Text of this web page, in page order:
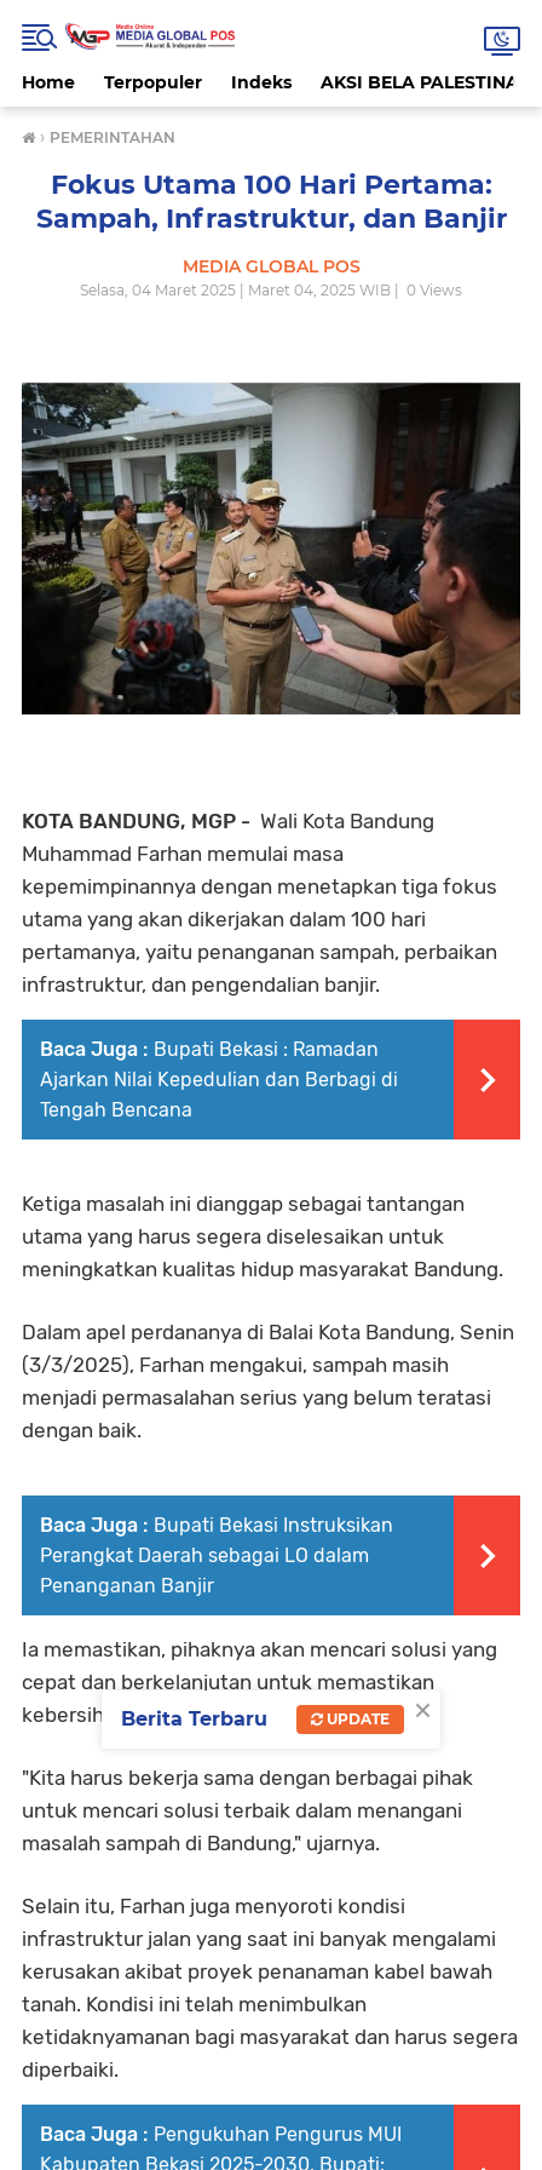
Home Terpopuler Indeks AKSI BELA PALESTINA
› PEMERINTAHAN
Fokus Utama 100 Hari Pertama:
Sampah, Infrastruktur, dan Banjir
MEDIA GLOBAL POS
Selasa, 04 Maret 2025 | Maret 04, 2025 WIB | 0 Views
KOTA BANDUNG, MGP - Wali Kota Bandung
Muhammad Farhan memulai masa
kepemimpinannya dengan menetapkan tiga fokus
utama yang akan dikerjakan dalam 100 hari
pertamanya, yaitu penanganan sampah, perbaikan
infrastruktur, dan pengendalian banjir.
Baca Juga : Bupati Bekasi : Ramadan
Ajarkan Nilai Kepedulian dan Berbagi di
Tengah Bencana
Ketiga masalah ini dianggap sebagai tantangan
utama yang harus segera diselesaikan untuk
meningkatkan kualitas hidup masyarakat Bandung.
Dalam apel perdananya di Balai Kota Bandung, Senin
(3/3/2025), Farhan mengakui, sampah masih
menjadi permasalahan serius yang belum teratasi
dengan baik.
Baca Juga : Bupati Bekasi Instruksikan
Perangkat Daerah sebagai LO dalam
Penanganan Banjir
Ia memastikan, pihaknya akan mencari solusi yang
cepat dan berkelanjutan untuk memastikan
kebersihan kota terjaga.
"Kita harus bekerja sama dengan berbagai pihak
untuk mencari solusi terbaik dalam menangani
masalah sampah di Bandung," ujarnya.
Selain itu, Farhan juga menyoroti kondisi
infrastruktur jalan yang saat ini banyak mengalami
kerusakan akibat proyek penanaman kabel bawah
tanah. Kondisi ini telah menimbulkan
ketidaknyamanan bagi masyarakat dan harus segera
diperbaiki.
Baca Juga : Pengukuhan Pengurus MUI
Kabupaten Bekasi 2025-2030, Bupati:
×
Berita Terbaru UPDATE